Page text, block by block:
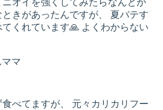
オイを強くしてみたらなんとか
きがあったんですが、 夏バテす
くれています🙏 よくわからない
マ
食べてますが、 元々カリカリフー